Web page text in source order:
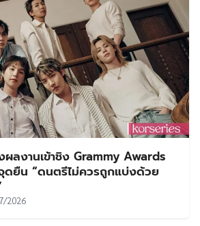
ผลงานเข้าชิง Grammy Awards
ยืน “ดนตรีไม่ควรถูกแบ่งด้วย
2026